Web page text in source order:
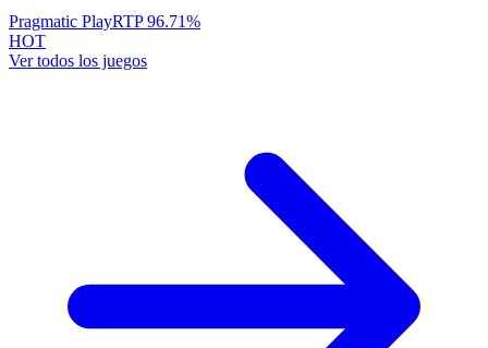
Pragmatic PlayRTP96.71%
HOT
Ver todos los juegos